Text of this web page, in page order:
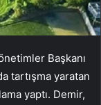
Başkanı
tartışma yaratan
yaptı. Demir,